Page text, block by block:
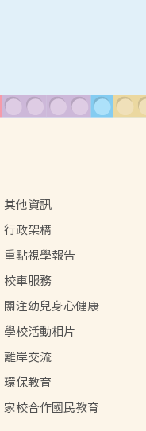
其他資訊
行政架構
重點視學報告
校車服務
關注幼兒身心健康
學校活動相片
離岸交流
環保教育
家校合作國民教育